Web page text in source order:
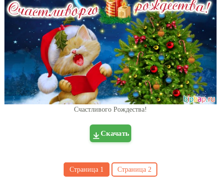
Счастливого Рождества!
Скачать
Страница 1 Страница 2